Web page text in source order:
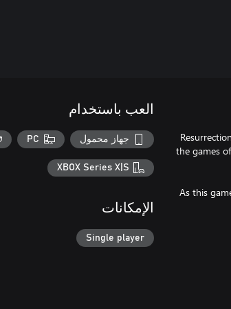
the games
As this
العب باستخدام
جهاز محمول PC
XBOX Series X|S
الإمكانات
Single player